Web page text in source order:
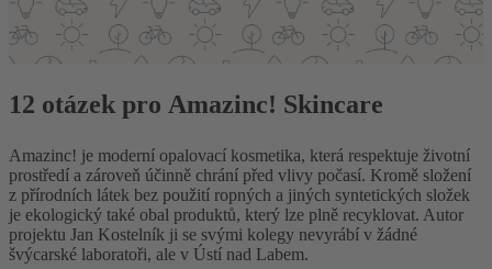
12 otázek pro Amazinc! Skincare
Amazinc! je moderní opalovací kosmetika, která respektuje životní
prostředí a zároveň účinně chrání před vlivy počasí. Kromě složení
z přírodních látek bez použití ropných a jiných syntetických složek
je ekologický také obal produktů, který lze plně recyklovat. Autor
projektu Jan Kostelník ji se svými kolegy nevyrábí v žádné
švýcarské laboratoři, ale v Ústí nad Labem.